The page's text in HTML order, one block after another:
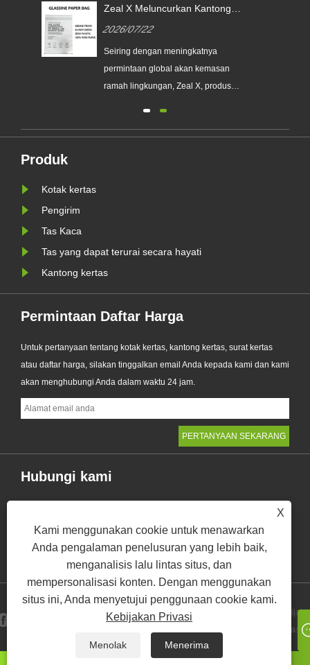
X
Kami menggunakan cookie untuk menawarkan
Anda pengalaman penelusuran yang lebih baik,
menganalisis lalu lintas situs, dan
mempersonalisasi konten. Dengan menggunakan
situs ini, Anda menyetujui penggunaan cookie kami.
Kebijakan Privasi
Menolak Menerima
Zeal X Meluncurkan Kantong
Membantu Merek Global
Menggantikan Kemasan Plastik
Sekali Pakai
2026/07/22
Seiring dengan meningkatnya
permintaan global akan kemasan
ramah lingkungan, Zeal X, produsen
meluncurkan seri Kantong Kertas
Produk
Kotak kertas
Pengirim
Tas Kaca
Tas yang dapat terurai secara hayati
Kantong kertas
Permintaan Daftar Harga
Untuk pertanyaan tentang kotak kertas, kantong kertas, surat kertas
atau daftar harga, silakan tinggalkan email Anda kepada kami dan kami
akan menghubungi Anda dalam waktu 24 jam.
Hubungi kami
RM 402, Flat B, Gedung Tianying, #20 Houjie Avenue,
Kota Houjie, Kota Dongguan, Provinsi Guangdong, Cina
+86-769-85580985
christy_xiong@zealxintl.com
Links Sitemap
Privasi
Hak Cipta © 2023 Zeal X International Limited - Kotak Kertas, Kantong